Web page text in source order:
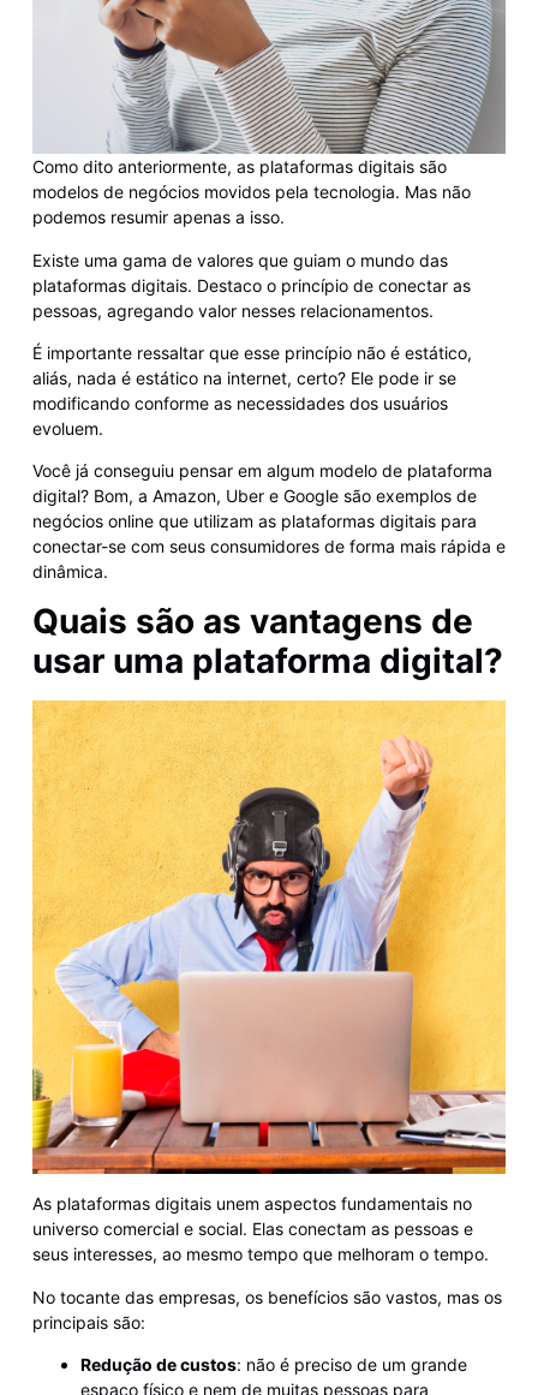
Como dito anteriormente, as plataformas digitais são
modelos de negócios movidos pela tecnologia. Mas não
podemos resumir apenas a isso.
Existe uma gama de valores que guiam o mundo das
plataformas digitais. Destaco o princípio de conectar as
pessoas, agregando valor nesses relacionamentos.
É importante ressaltar que esse princípio não é estático,
aliás, nada é estático na internet, certo? Ele pode ir se
modificando conforme as necessidades dos usuários
evoluem.
Você já conseguiu pensar em algum modelo de plataforma
digital? Bom, a Amazon, Uber e Google são exemplos de
negócios online que utilizam as plataformas digitais para
conectar-se com seus consumidores de forma mais rápida e
dinâmica.
Quais são as vantagens de
usar uma plataforma digital?
As plataformas digitais unem aspectos fundamentais no
universo comercial e social. Elas conectam as pessoas e
seus interesses, ao mesmo tempo que melhoram o tempo.
No tocante das empresas, os benefícios são vastos, mas os
principais são:
Redução de custos: não é preciso de um grande
espaço físico e nem de muitas pessoas para